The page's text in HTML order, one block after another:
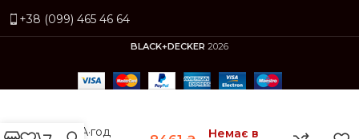
+38 (099) 465 46 64
BLACK+DECKER 2026
В 1,5 А·год
Немає в